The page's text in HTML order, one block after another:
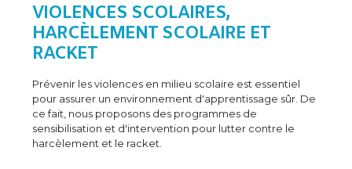
VIOLENCES SCOLAIRES,
HARCÈLEMENT SCOLAIRE ET
RACKET
Prévenir les violences en milieu scolaire est essentiel
pour assurer un environnement d'apprentissage sûr. De
ce fait, nous proposons des programmes de
sensibilisation et d'intervention pour lutter contre le
harcèlement et le racket.